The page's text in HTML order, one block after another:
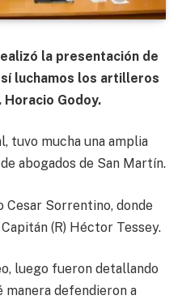
la presentación de
luchamos los artilleros
Horacio Godoy.
tuvo mucha una amplia
abogados de San Martín.
Cesar Sorrentino, donde
(R) Héctor Tessey.
luego fueron detallando
manera defendieron a